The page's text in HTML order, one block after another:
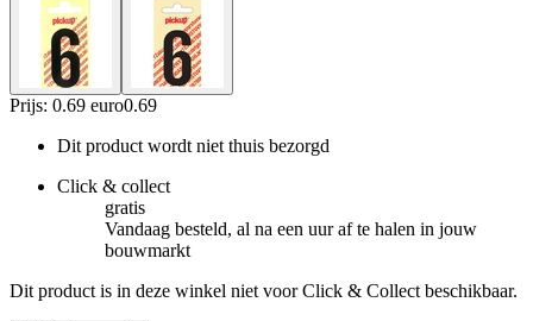
Prijs: 0.69 euro0.69
Dit product wordt niet thuis bezorgd
Click & collect
gratis
Vandaag besteld, al na een uur af te halen in jouw
bouwmarkt
Dit product is in deze winkel niet voor Click & Collect beschikbaar.